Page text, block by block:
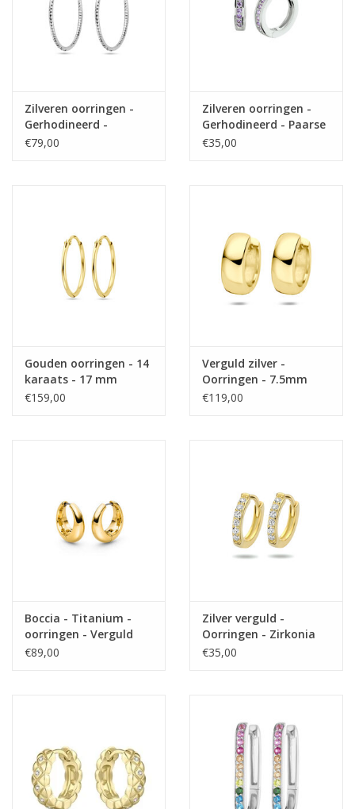
Zilveren oorringen -
Gerhodineerd -
Gediamanteerd - 2.5
€79,00
Zilveren oorringen -
Gerhodineerd - Paarse
Zirkonia
€35,00
Gouden oorringen - 14
karaats - 17 mm
€159,00
Verguld zilver -
Oorringen - 7.5mm
€119,00
Boccia - Titanium -
oorringen - Verguld
€89,00
Zilver verguld -
Oorringen - Zirkonia
€35,00